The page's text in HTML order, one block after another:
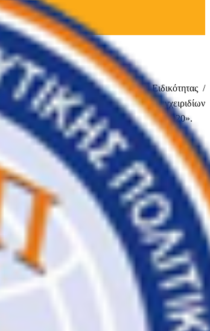
(15) «Συγγραφείς Μαθημάτων Ειδικότητας /
κατάρτισης και εκπαιδευτικών εγχειριδίων
Εκπαίδευση και Δια Βίου Μάθηση 2014-2020».